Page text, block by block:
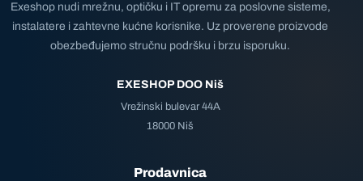
Exeshop nudi mrežnu, optičku i IT opremu za poslovne sisteme,
instalatere i zahtevne kućne korisnike. Uz proverene proizvode
obezbeđujemo stručnu podršku i brzu isporuku.
EXESHOP DOO Niš
Vrežinski bulevar 44A
18000 Niš
Prodavnica